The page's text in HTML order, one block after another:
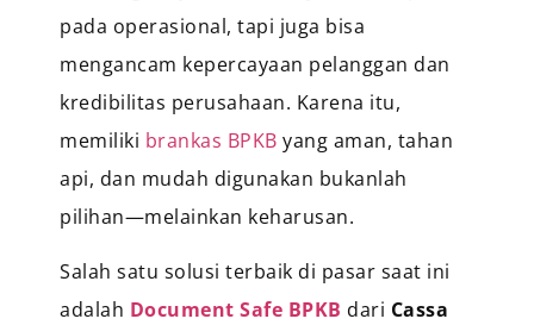
pada operasional, tapi juga bisa
mengancam kepercayaan pelanggan dan
kredibilitas perusahaan. Karena itu,
memiliki brankas BPKB yang aman, tahan
api, dan mudah digunakan bukanlah
pilihan—melainkan keharusan.
Salah satu solusi terbaik di pasar saat ini
adalah Document Safe BPKB dari Cassa